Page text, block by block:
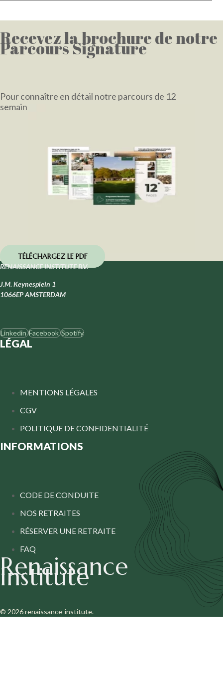
Recevez la brochure de notre
Parcours Signature
Pour connaître en détail notre parcours de 12
semaines
TÉLÉCHARGEZ LE PDF
RENAISSANCE INSTITUTE B.V.
J.M. Keynesplein 1
1066EP AMSTERDAM
Linkedin Facebook Spotify
LÉGAL
MENTIONS LÉGALES
CGV
POLITIQUE DE CONFIDENTIALITÉ
INFORMATIONS
CODE DE CONDUITE
NOS RETRAITES
RÉSERVER UNE RETRAITE
FAQ
Renaissance
Institute
© 2026 renaissance-institute.